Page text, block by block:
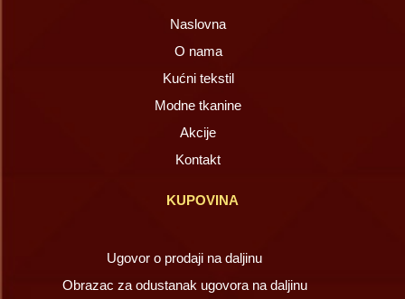
Naslovna
O nama
Kućni tekstil
Modne tkanine
Akcije
Kontakt
KUPOVINA
Ugovor o prodaji na daljinu
Obrazac za odustanak ugovora na daljinu